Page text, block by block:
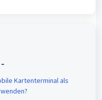
Kartenterminal als